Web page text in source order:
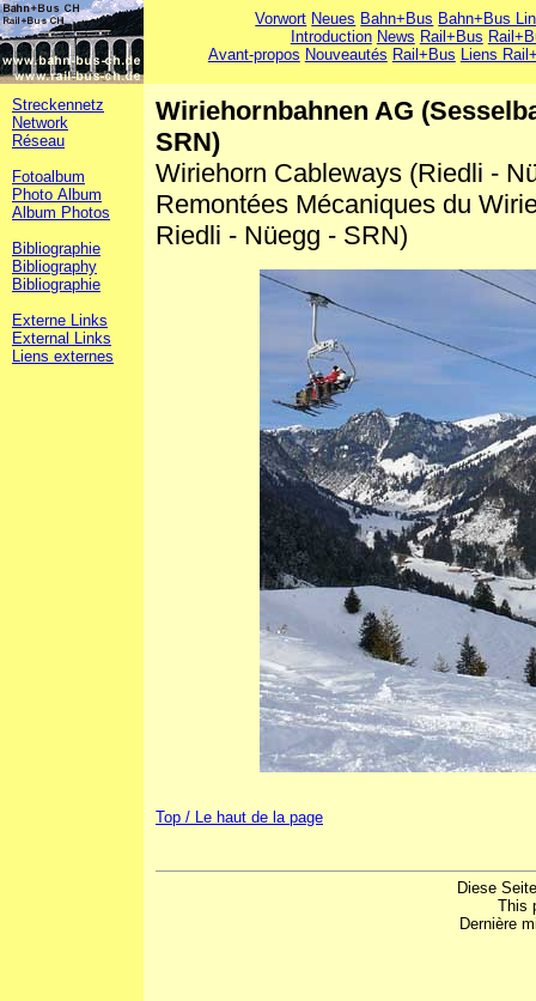
Vorwort Neues Bahn+Bus Bahn+Bus
Introduction News Rail+Bus
Avant-propos Nouveautés Rail+Bus Liens
Streckennetz
Network
Réseau
Fotoalbum
Photo Album
Album Photos
Bibliographie
Bibliography
Bibliographie
Externe Links
External Links
Liens externes
Wiriehornbahnen AG
SRN)
Wiriehorn Cableways (Riedli -
Remontées Mécaniques du
Riedli - Nüegg - SRN)
Top / Le haut de la page
Diese
This
Dernière